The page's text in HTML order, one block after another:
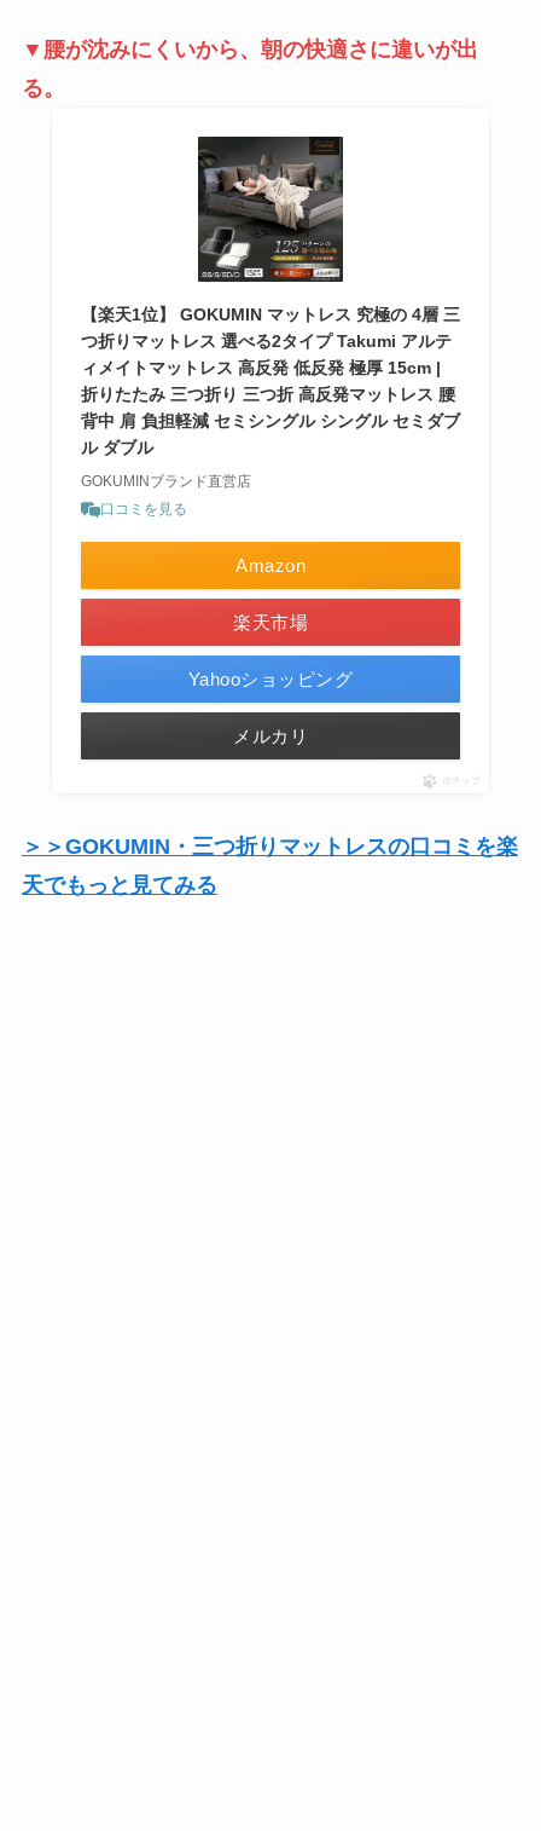
▼腰が沈みにくいから、朝の快適さに違いが出
る。
【楽天1位】 GOKUMIN マットレス 究極の 4層 三
つ折りマットレス 選べる2タイプ Takumi アルテ
ィメイトマットレス 高反発 低反発 極厚 15cm |
折りたたみ 三つ折り 三つ折 高反発マットレス 腰
背中 肩 負担軽減 セミシングル シングル セミダブ
ル ダブル
GOKUMINブランド直営店
口コミを見る
Amazon
楽天市場
Yahooショッピング
メルカリ
ポチップ
＞＞GOKUMIN・三つ折りマットレスの口コミを楽
天でもっと見てみる